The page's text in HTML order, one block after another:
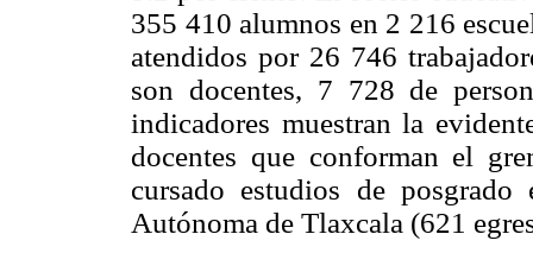
355 410 alumnos en 2 216
atendidos por 26 746
son docentes, 7 728 de
indicadores muestran la
docentes que conforman el
cursado estudios de
Autónoma de Tlaxcala (621